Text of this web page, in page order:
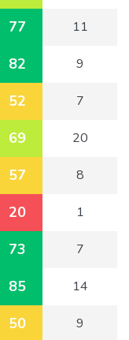
77 11
82 9
52 7
69 20
57 8
20 1
73 7
85 14
50 9